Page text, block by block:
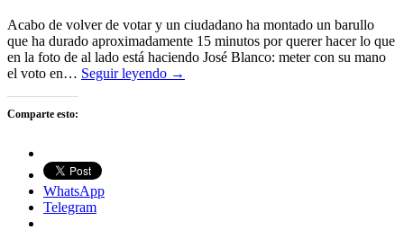
Acabo de volver de votar y un ciudadano ha montado un barullo
que ha durado aproximadamente 15 minutos por querer hacer lo que
en la foto de al lado está haciendo José Blanco: meter con su mano
el voto en… Seguir leyendo →
Comparte esto:
WhatsApp
Telegram